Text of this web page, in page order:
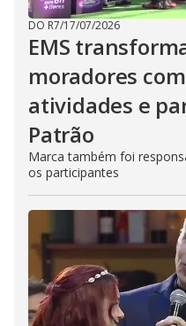
DO R7/17/07/2026
EMS
moradores
atividades e
Patrão
Marca também foi
os participantes